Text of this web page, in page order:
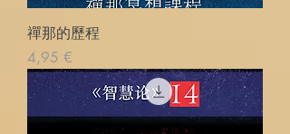
禪那的歷程
Cena
4,95 €